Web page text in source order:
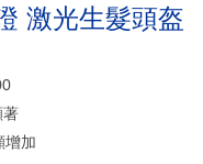
激光生髮頭盔
著
增加